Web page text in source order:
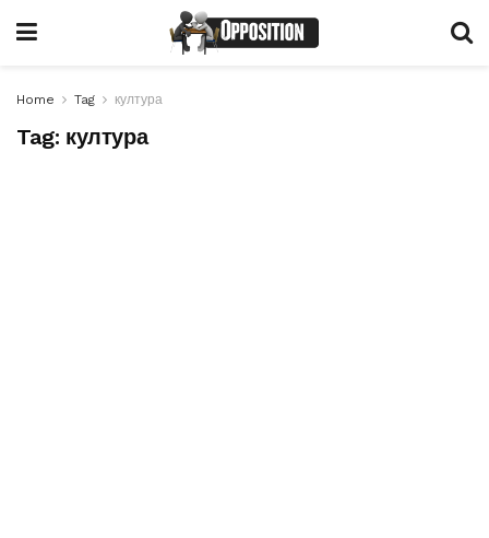
Home Tag култура
Tag: култура